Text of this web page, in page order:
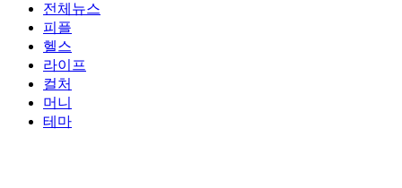
전체뉴스
피플
헬스
라이프
컬처
머니
테마